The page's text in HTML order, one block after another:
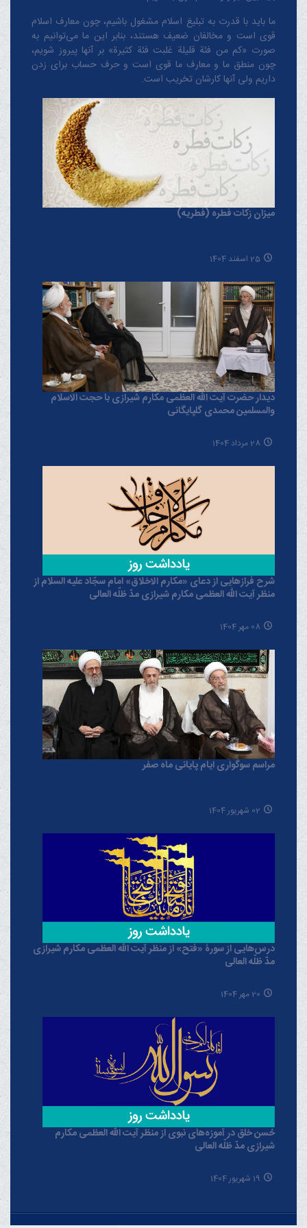
ما باید با قدرت به تبلیغ اسلام مشغول باشیم، چون معارف اسلام
قوی است و مخالفان ضعیف هستند، بنابر این ما می‌توانیم به
صورت «کم من فئة قلیلة غلبت فئة کثیرة» بر آنها پیروز شویم،
چون منطق‌ ما و معارف ‌ما قوی است و حرف حساب برای زدن
داریم ولی آنها کارشان تخریب است.
میزان زکات فطره (فطریه)
25 اسفند 1404
دیدار حضرت آیت الله العظمی مکارم شیرازی با حجت الاسلام
والمسلمین محمدی گلپایگانی
28 مرداد 1404
شرح فرازهایی از دعای «مکارم الاخلاق» امام سجّاد علیه السلام از
منظر آیت الله العظمی مکارم شیرازی مدّ ظلّه العالی
08 مهر 1404
مراسم سوگواری ایام پایانی ماه صفر
02 شهریور 1404
درس‌هایی از سورۀ «فتح» از منظر آیت الله العظمی مکارم شیرازی
مدّ ظلّه العالی
20 مهر 1404
حُسن خلق در آموزه‌های نبوی از منظر آیت الله العظمی مکارم
شیرازی مدّ ظلّه العالی
19 شهریور 1404